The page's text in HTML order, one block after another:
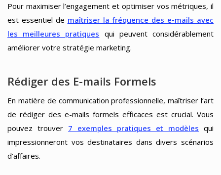
Pour maximiser l’engagement et optimiser vos métriques, il
est essentiel de maîtriser la fréquence des e-mails avec
les meilleures pratiques qui peuvent considérablement
améliorer votre stratégie marketing.
Rédiger des E-mails Formels
En matière de communication professionnelle, maîtriser l’art
de rédiger des e-mails formels efficaces est crucial. Vous
pouvez trouver 7 exemples pratiques et modèles qui
impressionneront vos destinataires dans divers scénarios
d’affaires.